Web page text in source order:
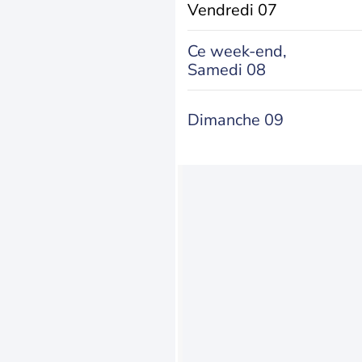
Vendredi 07
Ce week-end,
Samedi 08
Dimanche 09